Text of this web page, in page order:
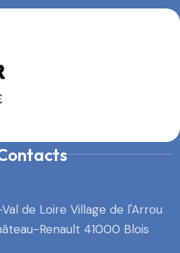
de Loire Village de l'Arrou
Renault 41000 Blois